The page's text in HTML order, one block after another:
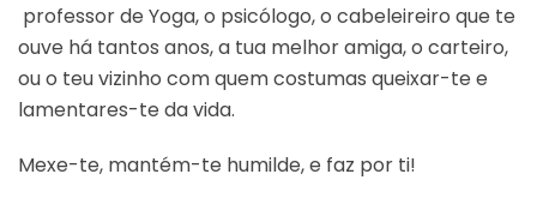
professor de Yoga, o psicólogo, o cabeleireiro que te
ouve há tantos anos, a tua melhor amiga, o carteiro,
ou o teu vizinho com quem costumas queixar-te e
lamentares-te da vida.
Mexe-te, mantém-te humilde, e faz por ti!